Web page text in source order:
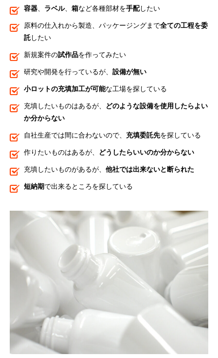
容器、 ラベル、 箱など各種部材を手配したい
原料の仕入れから製造、パッケージングまで全ての工程を委
託したい
新規案件の試作品を作ってみたい
研究や開発を行っているが、 設備が無い
小ロットの充填加工が可能な工場を探している
充填したいものはあるが、
どのような設備を使用したらよい
か分からない
自社生産では間に合わないので、 充填委託先を探している
作りたいものはあるが、 どうしたらいいのか分からない
充填したいものがあるが、 他社では出来ないと断られた
短納期で出来るところを探している